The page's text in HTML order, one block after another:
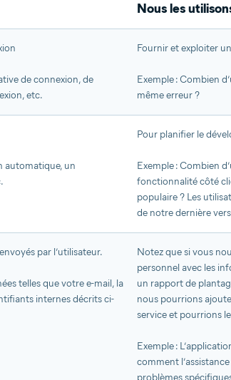
Nous les
de connexion, de
etc.
Fournir et exploiter
Exemple : Combien
même erreur ?
automatique, un
Pour planifier le
Exemple : Combien
fonctionnalité côté
populaire ? Les
de notre dernière
par l’utilisateur.
telles que votre e-mail, la
internes décrits ci-
Notez que si vous
personnel avec les
un rapport de
nous pourrions
service et pourrions
Exemple :
comment
problèmes